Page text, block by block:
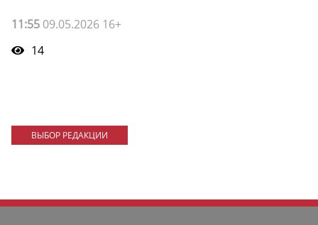
11:55 09.05.2026 16+
14
ВЫБОР РЕДАКЦИИ